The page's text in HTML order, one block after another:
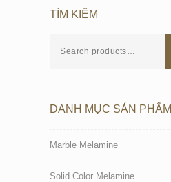
TÌM KIẾM
DANH MỤC SẢN PHẨM
Marble Melamine
Solid Color Melamine